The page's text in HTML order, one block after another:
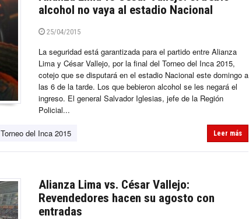
alcohol no vaya al estadio Nacional
25/04/2015
La seguridad está garantizada para el partido entre Alianza
Lima y César Vallejo, por la final del Torneo del Inca 2015,
cotejo que se disputará en el estadio Nacional este domingo a
las 6 de la tarde. Los que bebieron alcohol se les negará el
ingreso. El general Salvador Iglesias, jefe de la Región
Policial...
Torneo del Inca 2015 Leer más
Alianza Lima vs. César Vallejo:
Revendedores hacen su agosto con
entradas